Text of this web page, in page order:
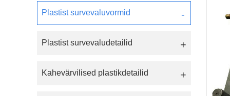
Plastist survevaluvormid
Plastist survevaludetailid
Kahevärvilised plastikdetailid